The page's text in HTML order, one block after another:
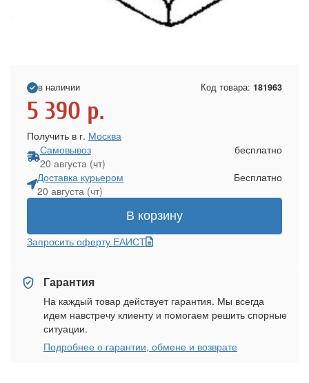
в наличии Код товара: 181963
5 390 р.
Получить в г. Москва
Самовывоз
20 августа (чт)
бесплатно
Доставка курьером
20 августа (чт)
Бесплатно
В корзину
Запросить оферту ЕАИСТ
Гарантия
На каждый товар действует гарантия. Мы всегда
идем навстречу клиенту и помогаем решить спорные
ситуации.
Подробнее о гарантии, обмене и возврате